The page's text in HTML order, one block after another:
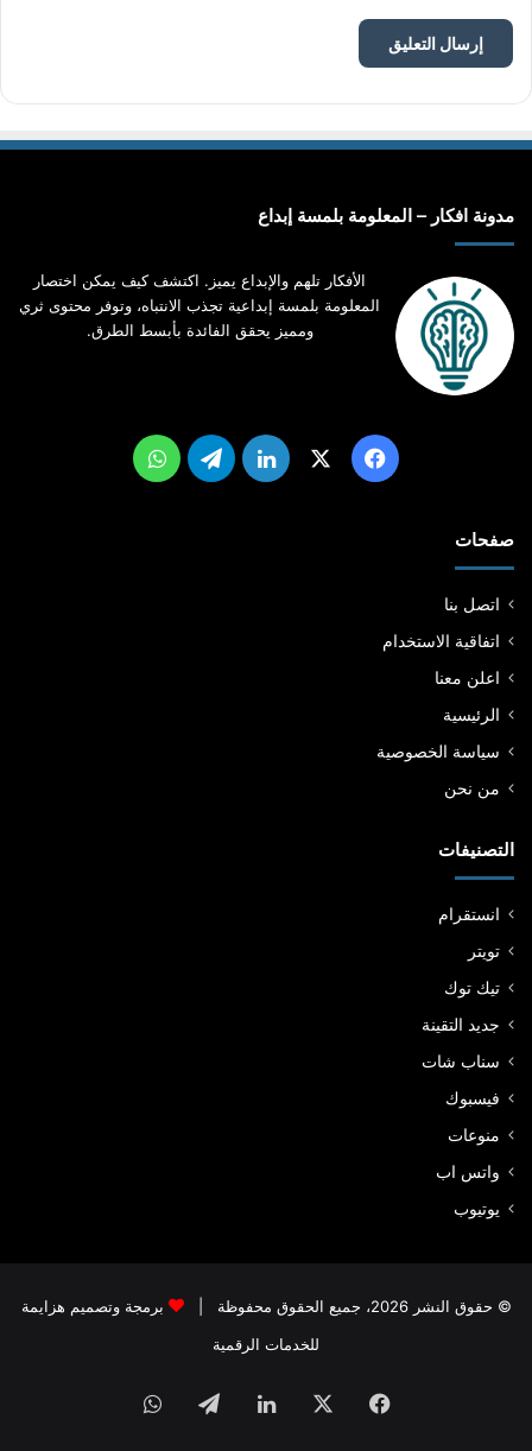
مدونة افكار – المعلومة بلمسة إبداع
الأفكار تلهم والإبداع يميز. اكتشف كيف يمكن اختصار
المعلومة بلمسة إبداعية تجذب الانتباه، وتوفر محتوى ثري
ومميز يحقق الفائدة بأبسط الطرق.
فيسبوك لينكدإنتيلقرامواتساب
صفحات
اتصل بنا
اتفاقية الاستخدام
اعلن معنا
الرئيسية
سياسة الخصوصية
من نحن
التصنيفات
انستقرام
تويتر
تيك توك
جديد التقينة
سناب شات
فيسبوك
منوعات
واتس اب
يوتيوب
© حقوق النشر 2026، جميع الحقوق محفوظة |
برمجة وتصميم هزايمة
للخدمات الرقمية
فيسبوك لينكدإنتيلقرامواتساب